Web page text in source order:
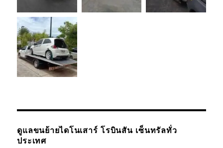
ดูแลขนย้ายไดโนเสาร์ โรบินสัน เซ็นทรัลทั่ว
ประเทศ